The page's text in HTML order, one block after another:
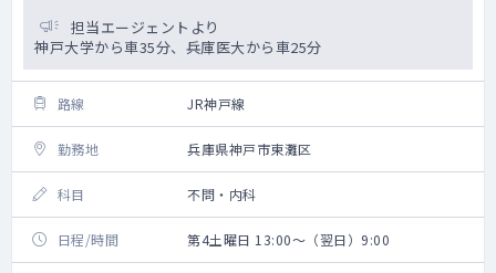
担当エージェントより
神戸大学から車35分、兵庫医大から車25分
路線 JR神戸線
勤務地 兵庫県神戸市東灘区
科目 不問・内科
日程/時間 第4土曜日 13:00～（翌日）9:00